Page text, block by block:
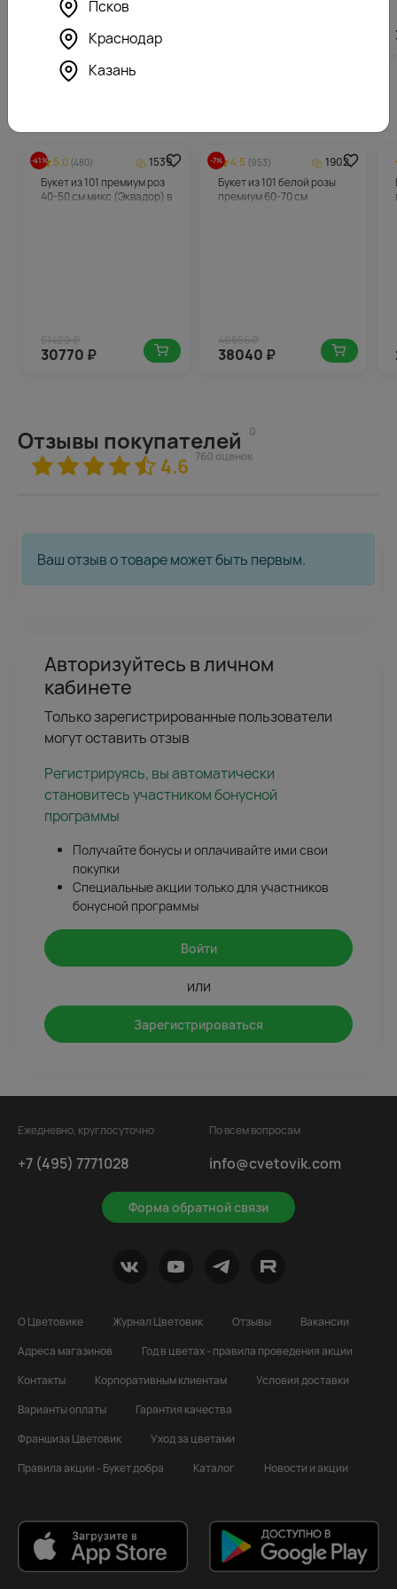
3896₽
-41% 5.0 (480)
1539
Букет из 101 премиум роз
40-50 см микс (Эквадор) в
30770 ₽
-7% 4.5 (953)
1902
Букет из 101 белой розы
премиум 60-70 см
38040 ₽
Отзывы покупателей 0
4.6 760 оценок
Ваш отзыв о товаре может быть первым.
Авторизуйтесь в личном
кабинете
Только зарегистрированные пользователи
могут оставить отзыв
Регистрируясь, вы автоматически
становитесь участником бонусной
программы
Получайте бонусы и оплачивайте ими свои
покупки
Специальные акции только для участников
бонусной программы
Войти
или
Зарегистрироваться
Ежедневно, круглосуточно
+7 (495) 7771028
Форма обратной связи
По всем вопросам
info@cvetovik.com
О Цветовике Журнал Цветовик Отзывы
Вакансии
Адреса магазинов
Год в цветах - правила проведения акции
Контакты
Корпоративным клиентам
Условия доставки
Варианты оплаты
Гарантия качества
Франшиза Цветовик
Уход за цветами
Правила акции - Букет добра
Каталог Новости и акции
Псков
Краснодар
Казань